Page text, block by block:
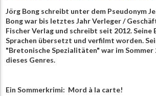
Jörg Bong schreibt unter dem Pseudonym
Bong war bis letztes Jahr Verleger /
Fischer Verlag und schreibt seit 2012. Seine
Sprachen übersetzt und verfilmt worden.
"Bretonische Spezialitäten" war im Sommer
dieses Genres.
Ein Sommerkrimi: Mord à la carte!